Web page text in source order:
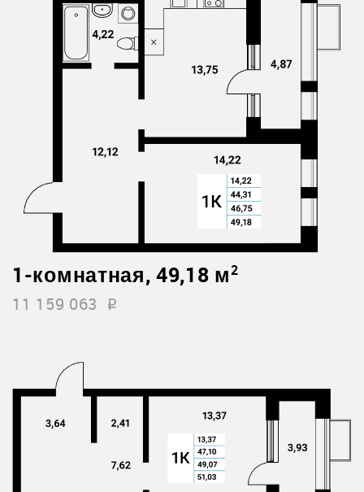
1-комнатная, 49,18 м2
11 159 063 i